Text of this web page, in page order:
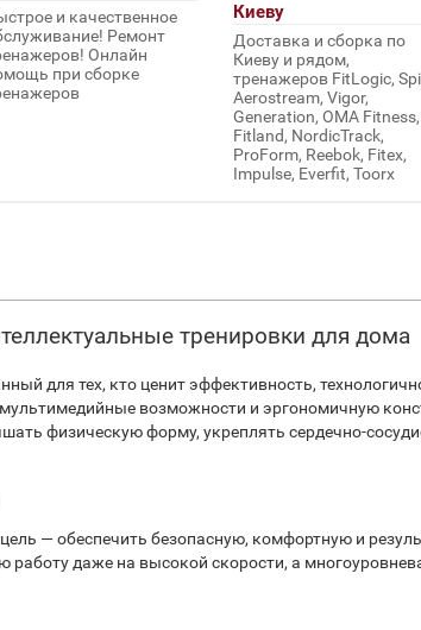
и качественное
Ремонт
Онлайн
при сборке
Киеву
Доставка и сборка по
Киеву и рядом,
тренажеров FitLogic,
Aerostream, Vigor,
Generation, OMA Fitness,
Fitland, NordicTrack,
ProForm, Reebok, Fitex,
Impulse, Everfit, Toorx
тренировки для дома
для тех, кто ценит эффективность,
возможности и эргономичную
физическую форму, укреплять сердечно-
— обеспечить безопасную, комфортную и
даже на высокой скорости, а